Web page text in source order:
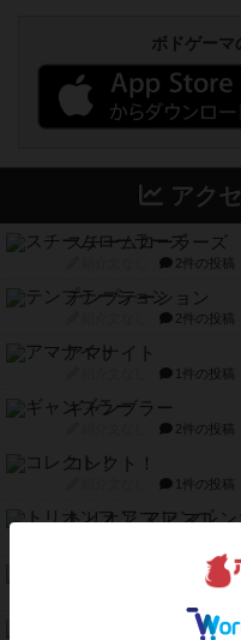
ボドゲーマ
アク
スチームローラーズ
2件の投稿
テンプテーション
2件の投稿
アマナイト
1件の投稿
ギャンブラー
2件の投稿
コレクト！
1件の投稿
トリオンフ ア マレン
バー！パーティー